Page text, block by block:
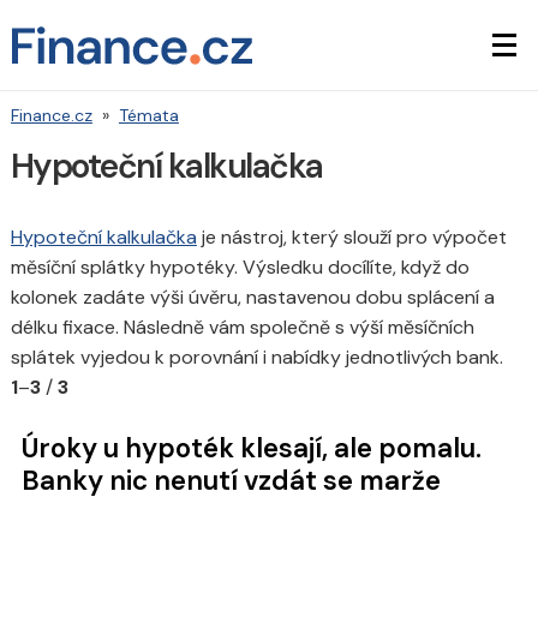
Finance.cz » Témata
Hypoteční kalkulačka
Hypoteční kalkulačka je nástroj, který slouží pro výpočet
měsíční splátky hypotéky. Výsledku docílíte, když do
kolonek zadáte výši úvěru, nastavenou dobu splácení a
délku fixace. Následně vám společně s výší měsíčních
splátek vyjedou k porovnání i nabídky jednotlivých bank.
1–3/3
Úroky u hypoték klesají, ale pomalu.
Banky nic nenutí vzdát se marže